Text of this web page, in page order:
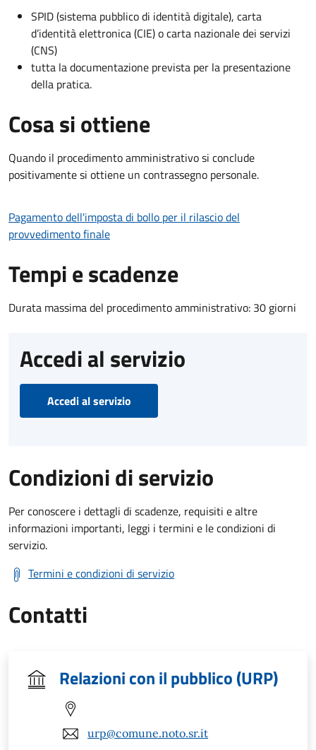
SPID (sistema pubblico di identità digitale), carta
d’identità elettronica (CIE) o carta nazionale dei servizi
(CNS)
tutta la documentazione prevista per la presentazione
della pratica.
Cosa si ottiene
Quando il procedimento amministrativo si conclude
positivamente si ottiene un contrassegno personale.
Pagamento dell'imposta di bollo per il rilascio del
provvedimento finale
Tempi e scadenze
Durata massima del procedimento amministrativo: 30 giorni
Accedi al servizio
Accedi al servizio
Condizioni di servizio
Per conoscere i dettagli di scadenze, requisiti e altre
informazioni importanti, leggi i termini e le condizioni di
servizio.
Termini e condizioni di servizio
Contatti
Relazioni con il pubblico (URP)
urp@comune.noto.sr.it